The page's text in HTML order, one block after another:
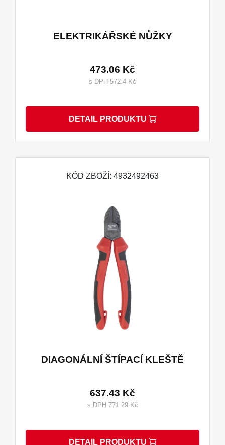
ELEKTRIKÁŘSKÉ NŮŽKY
473.06 Kč
s DPH 572.4 Kč
DETAIL PRODUKTU
KÓD ZBOŽÍ: 4932492463
DIAGONÁLNÍ ŠTÍPACÍ KLEŠTĚ
637.43 Kč
s DPH 771.29 Kč
DETAIL PRODUKTU